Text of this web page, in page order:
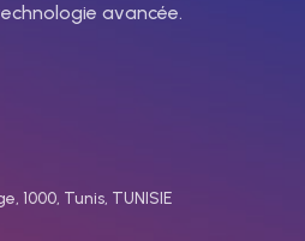
avancée.
1000, Tunis, TUNISIE